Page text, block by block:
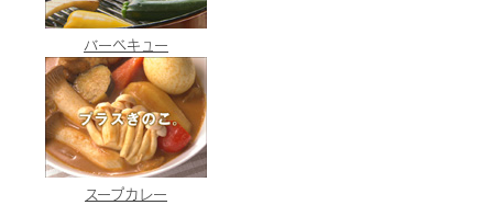
バーベキュー
スープカレー